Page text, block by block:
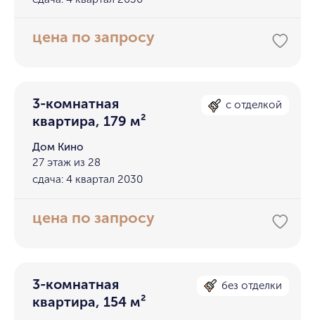
цена по запросу
3-комнатная
квартира, 179 м²
с отделкой
Дом Кино
27 этаж из 28
сдача: 4 квартал 2030
цена по запросу
3-комнатная
квартира, 154 м²
без отделки